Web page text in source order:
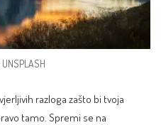
UNSPLASH
razloga zašto bi tvoja
tamo. Spremi se na